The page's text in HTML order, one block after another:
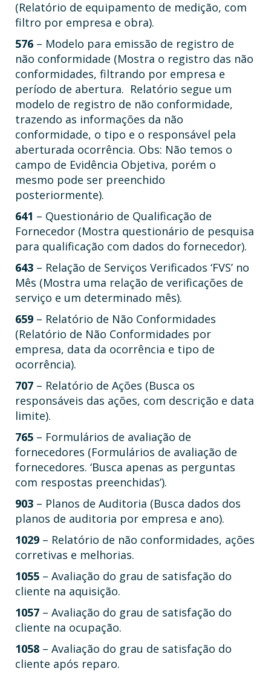
(Relatório de equipamento de medição, com
filtro por empresa e obra).
576 – Modelo para emissão de registro de
não conformidade (Mostra o registro das não
conformidades, filtrando por empresa e
período de abertura. Relatório segue um
modelo de registro de não conformidade,
trazendo as informações da não
conformidade, o tipo e o responsável pela
aberturada ocorrência. Obs: Não temos o
campo de Evidência Objetiva, porém o
mesmo pode ser preenchido
posteriormente).
641 – Questionário de Qualificação de
Fornecedor (Mostra questionário de pesquisa
para qualificação com dados do fornecedor).
643 – Relação de Serviços Verificados ‘FVS’ no
Mês (Mostra uma relação de verificações de
serviço e um determinado mês).
659 – Relatório de Não Conformidades
(Relatório de Não Conformidades por
empresa, data da ocorrência e tipo de
ocorrência).
707 – Relatório de Ações (Busca os
responsáveis das ações, com descrição e data
limite).
765 – Formulários de avaliação de
fornecedores (Formulários de avaliação de
fornecedores. ‘Busca apenas as perguntas
com respostas preenchidas’).
903 – Planos de Auditoria (Busca dados dos
planos de auditoria por empresa e ano).
1029 – Relatório de não conformidades, ações
corretivas e melhorias.
1055 – Avaliação do grau de satisfação do
cliente na aquisição.
1057 – Avaliação do grau de satisfação do
cliente na ocupação.
1058 – Avaliação do grau de satisfação do
cliente após reparo.